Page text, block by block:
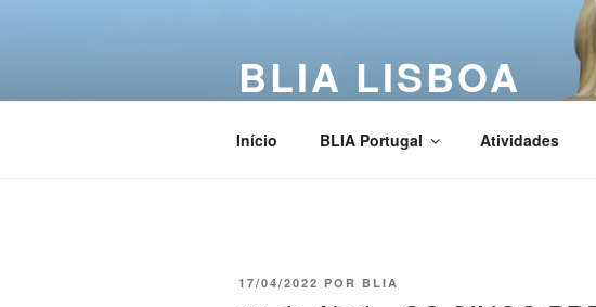
BLIA LISBOA
Início BLIA Portugal Atividades
17/04/2022 POR BLIA